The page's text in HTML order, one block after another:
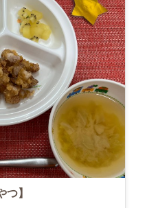
つ】